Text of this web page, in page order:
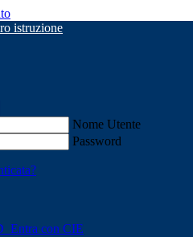
Nome Utente
Password
Entra con CIE